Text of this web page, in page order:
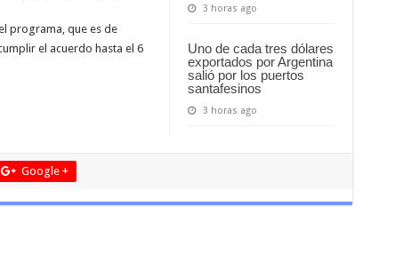
3 horas ago
Uno de cada tres dólares
exportados por Argentina
salió por los puertos
santafesinos
3 horas ago
programa, que es de
el acuerdo hasta el 6
Google +